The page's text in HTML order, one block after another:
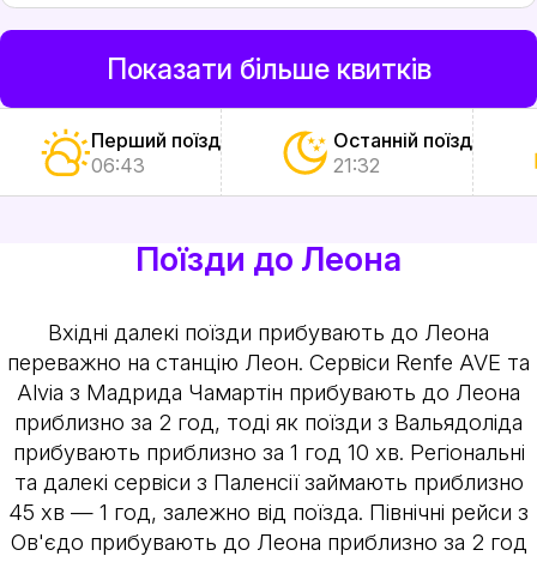
Показати більше квитків
Перший поїзд
06:43
Останній поїзд
21:32
Поїзди до Леона
Вхідні далекі поїзди прибувають до Леона
переважно на станцію Леон. Сервіси Renfe AVE та
Alvia з Мадрида Чамартін прибувають до Леона
приблизно за 2 год, тоді як поїзди з Вальядоліда
прибувають приблизно за 1 год 10 хв. Регіональні
та далекі сервіси з Паленсії займають приблизно
45 хв — 1 год, залежно від поїзда. Північні рейси з
Ов'єдо прибувають до Леона приблизно за 2 год